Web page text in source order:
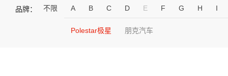
品牌： 不限 A B C D E F G H I
Polestar极星 朋克汽车